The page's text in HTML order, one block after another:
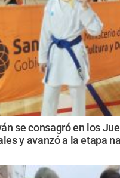
se consagró en los
y avanzó a la etapa